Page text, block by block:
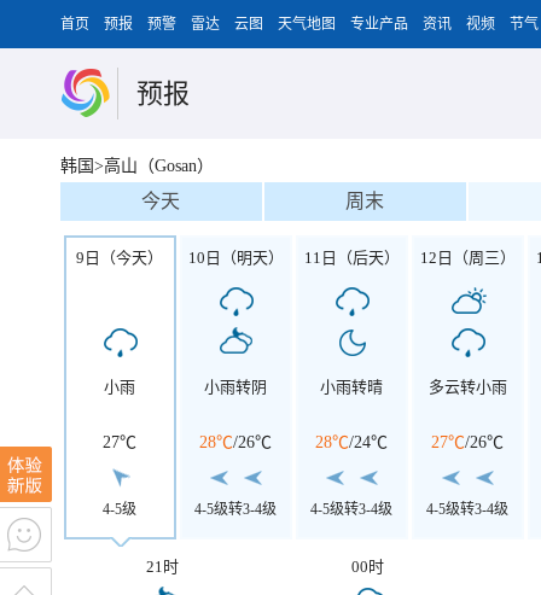
首页 预报 预警 雷达 云图 天气地图 专业产品 资讯 视频 节气
预报
韩国>高山（Gosan）
今天 周末
9日（今天）
小雨
27℃
4-5级
10日（明天）
小雨转阴
28℃/26℃
4-5级转3-4级
11日（后天）
小雨转晴
28℃/24℃
4-5级转3-4级
12日（周三）
多云转小雨
27℃/26℃
4-5级转3-4级
21时 00时